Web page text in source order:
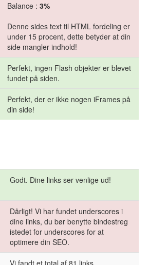
Balance : 3%
Denne sides text til HTML fordeling er
under 15 procent, dette betyder at din
side mangler indhold!
Perfekt, ingen Flash objekter er blevet
fundet på siden.
Perfekt, der er ikke nogen iFrames på
din side!
Godt. Dine links ser venlige ud!
Dårligt! Vi har fundet underscores i
dine links, du bør benytte bindestreg
istedet for underscores for at
optimere din SEO.